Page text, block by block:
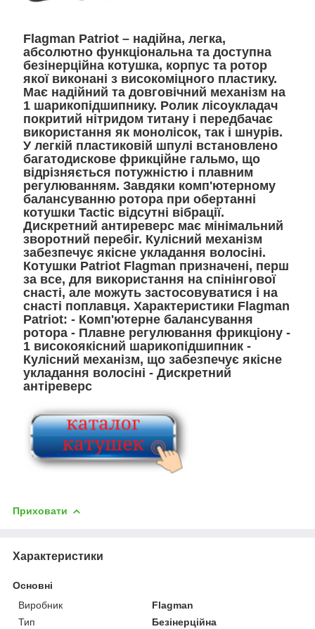
Flagman Patriot – надійна, легка,
абсолютно функціональна та доступна
безінерційна котушка, корпус та ротор
якої виконані з високоміцного пластику.
Має надійний та довговічний механізм на
1 шарикопідшипнику. Ролик лісоукладач
покритий нітридом титану і передбачає
використання як монолісок, так і шнурів.
У легкій пластиковій шпулі встановлено
багатодискове фрикційне гальмо, що
відрізняється потужністю і плавним
регулюванням. Завдяки комп'ютерному
балансуванню ротора при обертанні
котушки Tactic відсутні вібрації.
Дискретний антиреверс має мінімальний
зворотний перебіг. Кулісний механізм
забезпечує якісне укладання волосіні.
Котушки Patriot Flagman призначені, перш
за все, для використання на спінінгової
снасті, але можуть застосовуватися і на
снасті поплавця. Характеристики Flagman
Patriot: - Комп'ютерне балансування
ротора - Плавне регулювання фрикціону -
1 високоякісний шарикопідшипник -
Кулісний механізм, що забезпечує якісне
укладання волосіні - Дискретний
антіреверс
Приховати
Характеристики
Основні
Виробник
Flagman
Тип
Безінерційна